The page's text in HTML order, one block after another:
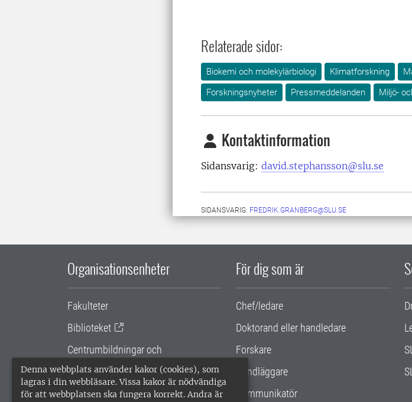
Denna webbplats använder kakor (cookies), som
lagras i din webbläsare. Vissa kakor är nödvändiga
för att webbplatsen ska fungera korrekt. Andra är
Relaterade sidor:
Biokemi och molekylärbiologi Klimatforskning
Forskningsnyheter
Pressmeddelanden Miljö-
Kontaktinformation
Sidansvarig: david.stephansson@slu.se
SIDANSVARIG: FREDRIK.GRANBERG@SLU.SE
Organisationsenheter
Fakulteter
Biblioteket
Centrumbildningar och
samarbetsprojekt
Gemensamma verksamhetsstödet
För dig som är
Chef/ledare
Doktorand eller handledare
Forskare
Handläggare
Kommunikatör